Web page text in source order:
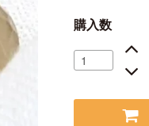
購入数